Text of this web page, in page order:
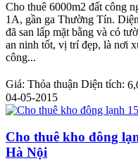
Cho thuê 6000m2 đất công
1A, gần ga Thường Tín.
đã san lấp mặt bằng và có
an ninh tốt, vị trí đẹp, là nơi
công...
Giá: Thỏa thuận Diện tích:
04-05-2015
Cho thuê kho đông
Hà Nội